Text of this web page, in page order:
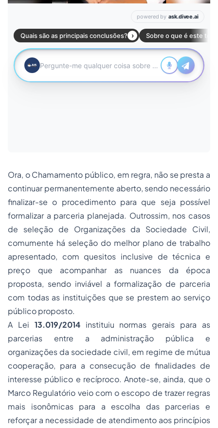
Ora, o Chamamento público, em regra, não se presta a
continuar permanentemente aberto, sendo necessário
finalizar-se o procedimento para que seja possível
formalizar a parceria planejada. Outrossim, nos casos
de seleção de Organizações da Sociedade Civil,
comumente há seleção do melhor plano de trabalho
apresentado, com quesitos inclusive de técnica e
preço que acompanhar as nuances da época
proposta, sendo inviável a formalização de parceria
com todas as instituições que se prestem ao serviço
público proposto.
A Lei 13.019/2014instituiu normas gerais para as
parcerias entre a administração pública e
organizações da sociedade civil, em regime de mútua
cooperação, para a consecução de finalidades de
interesse público e recíproco. Anote-se, ainda, que o
Marco Regulatório veio com o escopo de trazer regras
mais isonômicas para a escolha das parcerias e
reforçar a necessidade de atendimento aos princípios